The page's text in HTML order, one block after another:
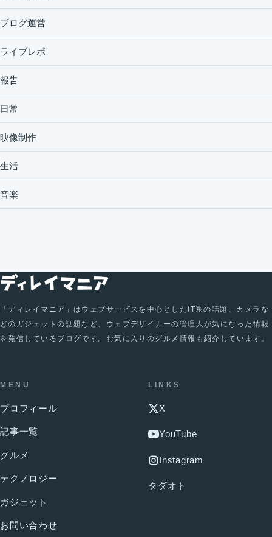
ブログ運営
ライブレポ
報告
日常
映像制作
生活
音楽
「ディレイマニア」はウェブサービスを中心としたIT系の話題、カメラな
どのガジェットの話題など、ウェブデザイナーの管理人が気になった情報
を発信しているブログです。お気に入りのグルメ情報も紹介しています。
MENU
プロフィール
記事一覧
グルメ
テクノロジー
ガジェット
お問い合わせ
LINKS
X
YouTube
Instagram
タダオト